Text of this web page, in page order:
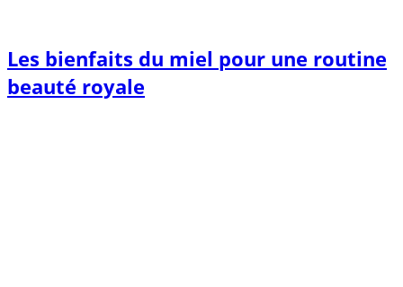
Les bienfaits du miel pour une routine
beauté royale